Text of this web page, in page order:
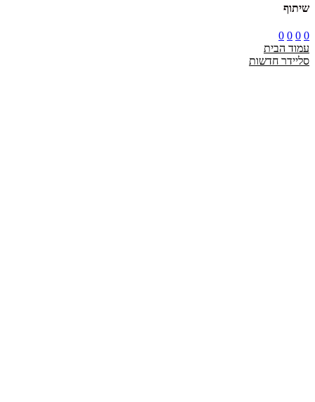
שיתוף
0
0
0
0
עמוד הבית
סליידר חדשות